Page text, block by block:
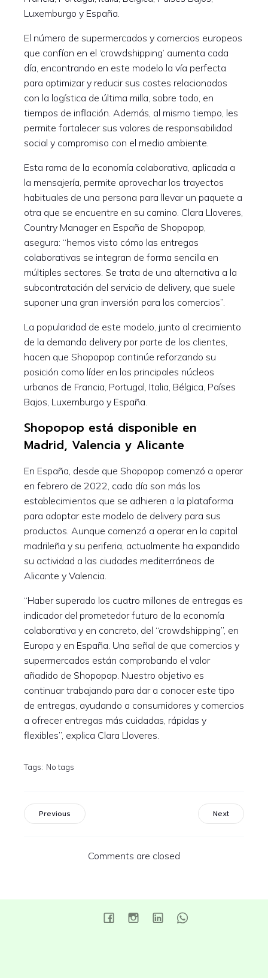
Luxemburgo y España.
El número de supermercados y comercios europeos
que confían en el ‘crowdshipping’ aumenta cada
día, encontrando en este modelo la vía perfecta
para optimizar y reducir sus costes relacionados
con la logística de última milla, sobre todo, en
tiempos de inflación. Además, al mismo tiempo, les
permite fortalecer sus valores de responsabilidad
social y compromiso con el medio ambiente.
Esta rama de la economía colaborativa, aplicada a
la mensajería, permite aprovechar los trayectos
habituales de una persona para llevar un paquete a
otra que se encuentre en su camino. Clara Lloveres,
Country Manager en España de Shopopop,
asegura: “hemos visto cómo las entregas
colaborativas se integran de forma sencilla en
múltiples sectores. Se trata de una alternativa a la
subcontratación del servicio de delivery, que suele
suponer una gran inversión para los comercios”.
La popularidad de este modelo, junto al crecimiento
de la demanda delivery por parte de los clientes,
hacen que Shopopop continúe reforzando su
posición como líder en los principales núcleos
urbanos de Francia, Portugal, Italia, Bélgica, Países
Bajos, Luxemburgo y España.
Shopopop está disponible en
Madrid, Valencia y Alicante
En España, desde que Shopopop comenzó a operar
en febrero de 2022, cada día son más los
establecimientos que se adhieren a la plataforma
para adoptar este modelo de delivery para sus
productos. Aunque comenzó a operar en la capital
madrileña y su periferia, actualmente ha expandido
su actividad a las ciudades mediterráneas de
Alicante y Valencia.
“Haber superado los cuatro millones de entregas es
indicador del prometedor futuro de la economía
colaborativa y en concreto, del “crowdshipping”, en
Europa y en España. Una señal de que comercios y
supermercados están comprobando el valor
añadido de Shopopop. Nuestro objetivo es
continuar trabajando para dar a conocer este tipo
de entregas, ayudando a consumidores y comercios
a ofrecer entregas más cuidadas, rápidas y
flexibles”, explica Clara Lloveres.
Tags: No tags
Previous Next
Comments are closed